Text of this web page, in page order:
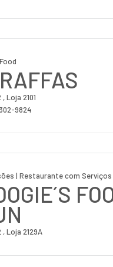
Loja 2101
9824
| Restaurante com Serviços
, Loja 2129A